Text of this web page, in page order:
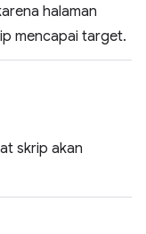
halaman
mencapai target.
skrip akan